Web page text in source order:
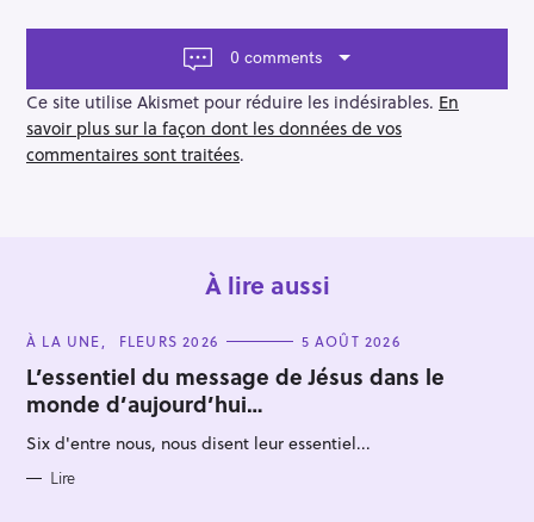
v
a
t
i
o
0 comments
Ce site utilise Akismet pour réduire les indésirables. En
savoir plus sur la façon dont les données de vos
commentaires sont traitées.
À lire aussi
C
T
E
G
O
R
I
S
À LA UNE FLEURS 2026 5 AOÛT 2026
L’essentiel du message de Jésus dans le
monde d’aujourd’hui…
Six d'entre nous, nous disent leur essentiel...
Lire
R
c
h